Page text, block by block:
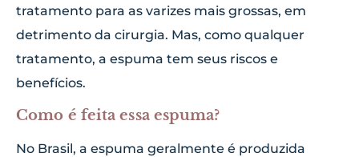
tratamento para as varizes mais grossas, em
detrimento da cirurgia. Mas, como qualquer
tratamento, a espuma tem seus riscos e
benefícios.
Como é feita essa espuma?
No Brasil, a espuma geralmente é produzida